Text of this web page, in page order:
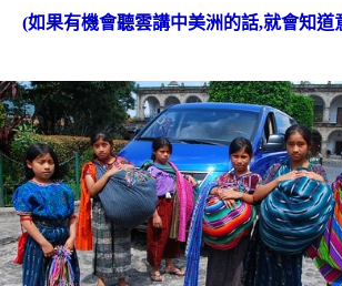
(如果有機會聽雲講中美洲的話,就會知道